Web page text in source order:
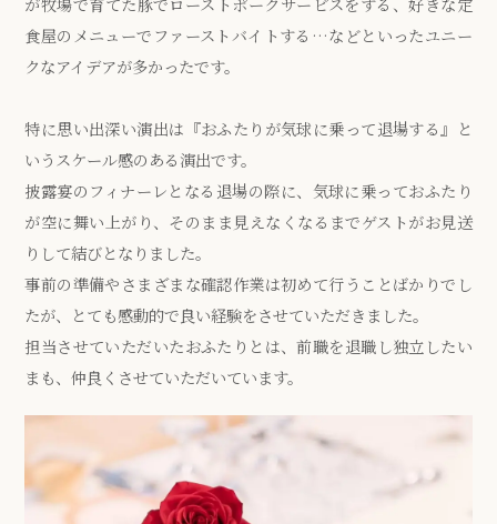
食屋のメニューでファーストバイトする…などといったユニー
クなアイデアが多かったです。
特に思い出深い演出は『おふたりが気球に乗って退場する』と
いうスケール感のある演出です。
披露宴のフィナーレとなる退場の際に、気球に乗っておふたり
が空に舞い上がり、そのまま見えなくなるまでゲストがお見送
りして結びとなりました。
事前の準備やさまざまな確認作業は初めて行うことばかりでし
たが、とても感動的で良い経験をさせていただきました。
担当させていただいたおふたりとは、前職を退職し独立したい
まも、仲良くさせていただいています。